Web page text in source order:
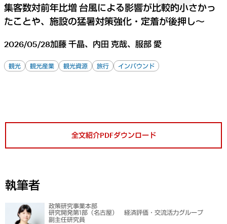
集客数対前年比増 台風による影響が比較的小さかっ
たことや、施設の猛暑対策強化・定着が後押し～
2026/05/28加藤 千晶、内田 克哉、服部 愛
観光 観光産業 観光資源 旅行 インバウンド
全文紹介PDFダウンロード
執筆者
政策研究事業本部
研究開発第1部（名古屋） 経済評価・交流活力グループ
副主任研究員